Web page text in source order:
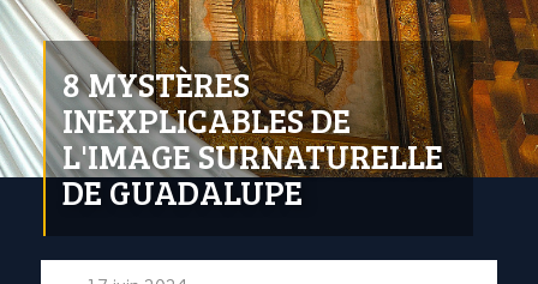
8 MYSTÈRES
INEXPLICABLES DE
L'IMAGE SURNATURELLE
DE GUADALUPE